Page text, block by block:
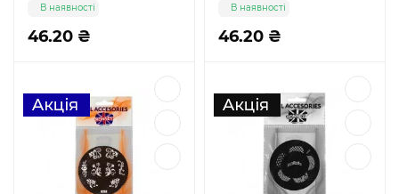
46.20 ₴
В наявності
46.20 ₴
В наявності